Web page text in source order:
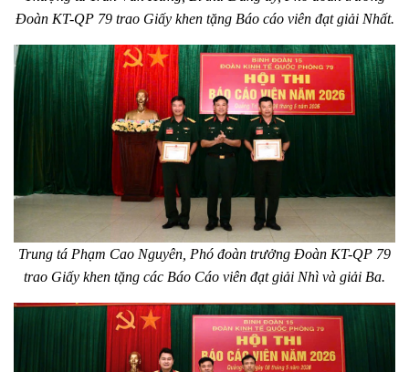
Đoàn KT-QP 79 trao Giấy khen tặng Báo cáo viên đạt giải Nhất.
Trung tá Phạm Cao Nguyên, Phó đoàn trưởng Đoàn KT-QP 79
trao Giấy khen tặng các Báo Cáo viên đạt giải Nhì và giải Ba.